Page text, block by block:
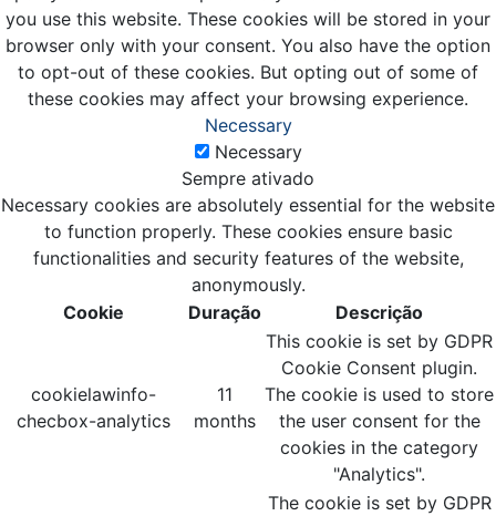
you use this website. These cookies will be stored in your
browser only with your consent. You also have the option
to opt-out of these cookies. But opting out of some of
these cookies may affect your browsing experience.
Necessary
Necessary
Sempre ativado
Necessary cookies are absolutely essential for the website
to function properly. These cookies ensure basic
functionalities and security features of the website,
anonymously.
Cookie
Duração Descrição
cookielawinfo-
checbox-analytics
11
months
This cookie is set by GDPR
Cookie Consent plugin.
The cookie is used to store
the user consent for the
cookies in the category
"Analytics".
The cookie is set by GDPR